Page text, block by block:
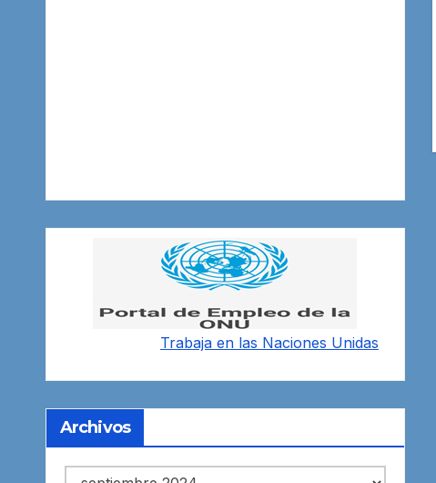
Trabaja en las Naciones Unidas
Archivos
Archivos